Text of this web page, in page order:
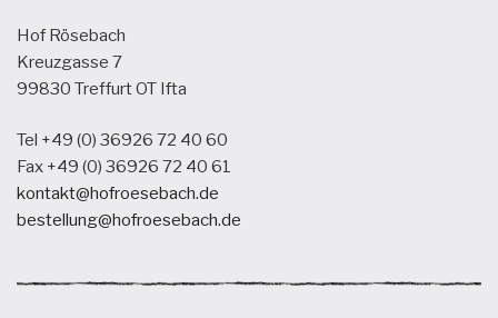
Hof Rösebach
Kreuzgasse 7
99830 Treffurt OT Ifta
Tel +49 (0) 36926 72 40 60
Fax +49 (0) 36926 72 40 61
kontakt@hofroesebach.de
bestellung@hofroesebach.de